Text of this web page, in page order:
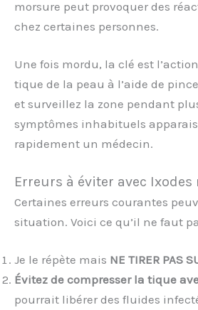
morsure peut provoquer des
chez certaines personnes.
Une fois mordu, la clé est
tique de la peau à l’aide de
et surveillez la zone pendant
symptômes inhabituels
rapidement un médecin.
Erreurs à éviter avec
Certaines erreurs courantes
situation. Voici ce qu’il ne faut
Je le répète mais NE TIRER PAS
Évitez de compresser la tique
pourrait libérer des fluides